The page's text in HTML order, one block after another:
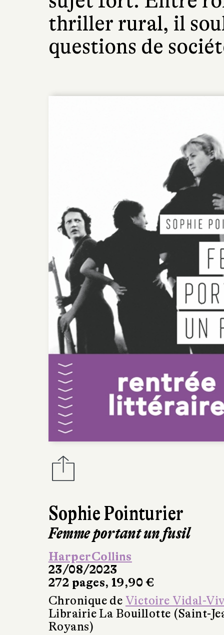
Sophie Pointurier
Femme portant un fusil
HarperCollins
23/08/2023
272 pages, 19,90 €
Chronique de Victoire Vidal-
Librairie La Bouillotte (Saint-
Royans)
thriller rural, il
questions de